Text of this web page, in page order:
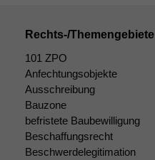
Rechts-/Themengebiete
101 ZPO
Anfechtungsobjekte
Ausschreibung
Bauzone
befristete Baubewilligung
Beschaffungsrecht
Beschwerdelegitimation